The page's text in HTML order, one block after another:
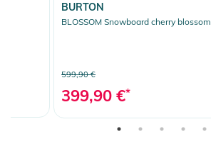
BURTON
BLOSSOM Snowboard cherry blossom
599,90 €
399,90 €*